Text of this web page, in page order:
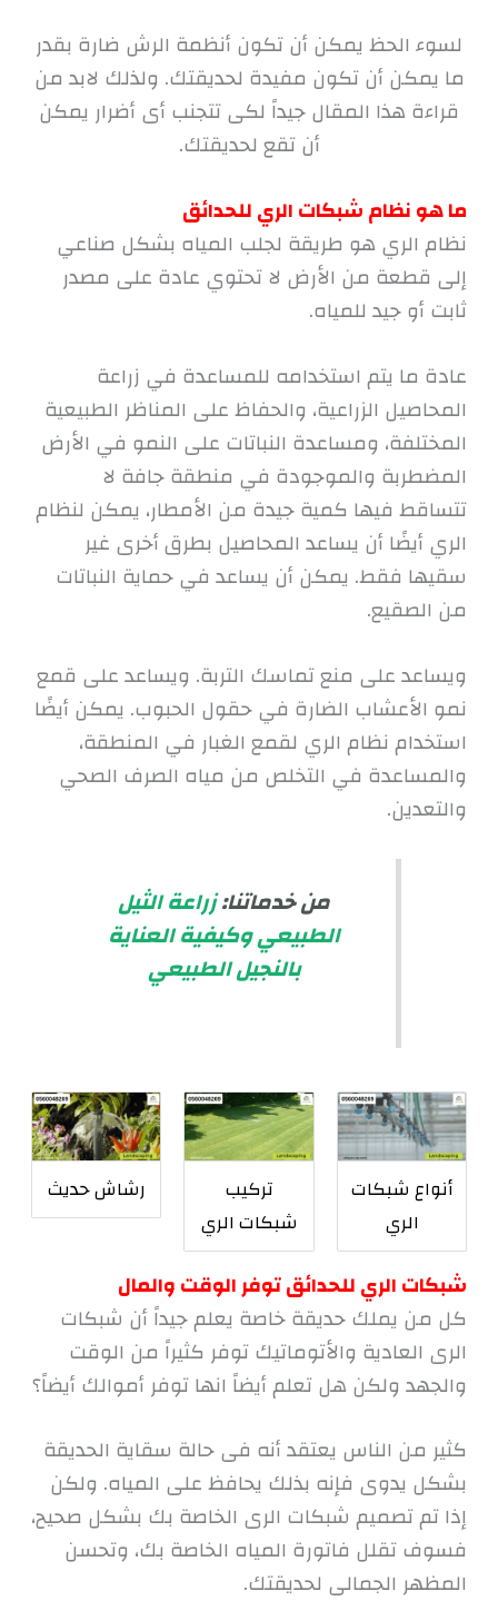
لسوء الحظ يمكن أن تكون أنظمة الرش ضارة بقدر
ما يمكن أن تكون مفيدة لحديقتك. ولذلك لابد من
قراءة هذا المقال جيداً لكى تتجنب أى أضرار يمكن
أن تقع لحديقتك.
ما هو نظام شبكات الري للحدائق
نظام الري هو طريقة لجلب المياه بشكل صناعي
إلى قطعة من الأرض لا تحتوي عادة على مصدر
ثابت أو جيد للمياه.
عادة ما يتم استخدامه للمساعدة في زراعة
المحاصيل الزراعية، والحفاظ على المناظر الطبيعية
المختلفة، ومساعدة النباتات على النمو في الأرض
المضطربة والموجودة في منطقة جافة لا
تتساقط فيها كمية جيدة من الأمطار، يمكن لنظام
الري أيضًا أن يساعد المحاصيل بطرق أخرى غير
سقيها فقط. يمكن أن يساعد في حماية النباتات
من الصقيع.
ويساعد على منع تماسك التربة. ويساعد على قمع
نمو الأعشاب الضارة في حقول الحبوب. يمكن أيضًا
استخدام نظام الري لقمع الغبار في المنطقة،
والمساعدة في التخلص من مياه الصرف الصحي
والتعدين.
من خدماتنا:زراعة الثيل
الطبيعي وكيفية العناية
بالنجيل الطبيعي
أنواع شبكات
الري
تركيب
شبكات الري
رشاش حديث
شبكات الري للحدائق توفر الوقت والمال
كل من يملك حديقة خاصة يعلم جيداً أن شبكات
الرى العادية والأتوماتيك توفر كثيراً من الوقت
والجهد ولكن هل تعلم أيضاً انها توفر أموالك أيضاً؟
كثير من الناس يعتقد أنه فى حالة سقاية الحديقة
بشكل يدوى فإنه بذلك يحافظ على المياه. ولكن
إذا تم تصميم شبكات الرى الخاصة بك بشكل صحيح،
فسوف تقلل فاتورة المياه الخاصة بك، وتحسن
المظهر الجمالى لحديقتك.